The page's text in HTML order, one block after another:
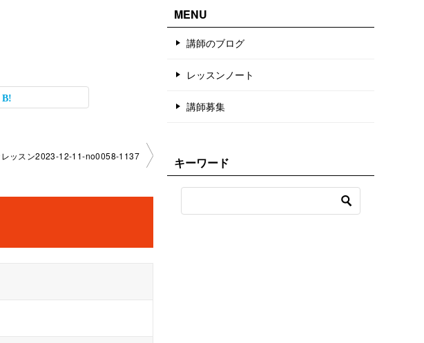
レッスン2023-12-11-no0058-1137
MENU
講師のブログ
レッスンノート
講師募集
キーワード